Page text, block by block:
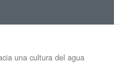
una cultura del agua